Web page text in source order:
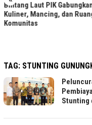
Bintang Laut PIK
Kuliner, Mancing, dan
Komunitas
TAG: STUNTING
Stunting